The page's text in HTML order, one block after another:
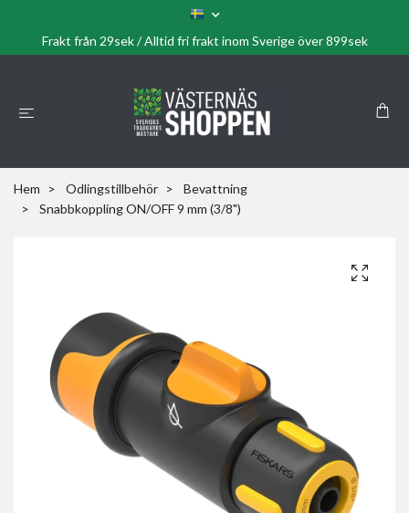
Frakt från 29sek / Alltid fri frakt inom Sverige över 899sek
Hem Odlingstillbehör
Bevattning
Snabbkoppling ON/OFF 9 mm (3/8")